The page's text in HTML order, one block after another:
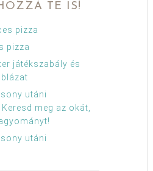
TE IS!
pizza
pizza
játékszabály és
utáni
meg az okát,
utáni